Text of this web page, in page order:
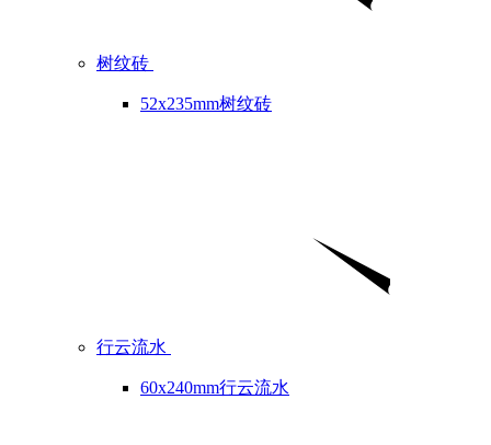
树纹砖
52x235mm树纹砖
行云流水
60x240mm行云流水